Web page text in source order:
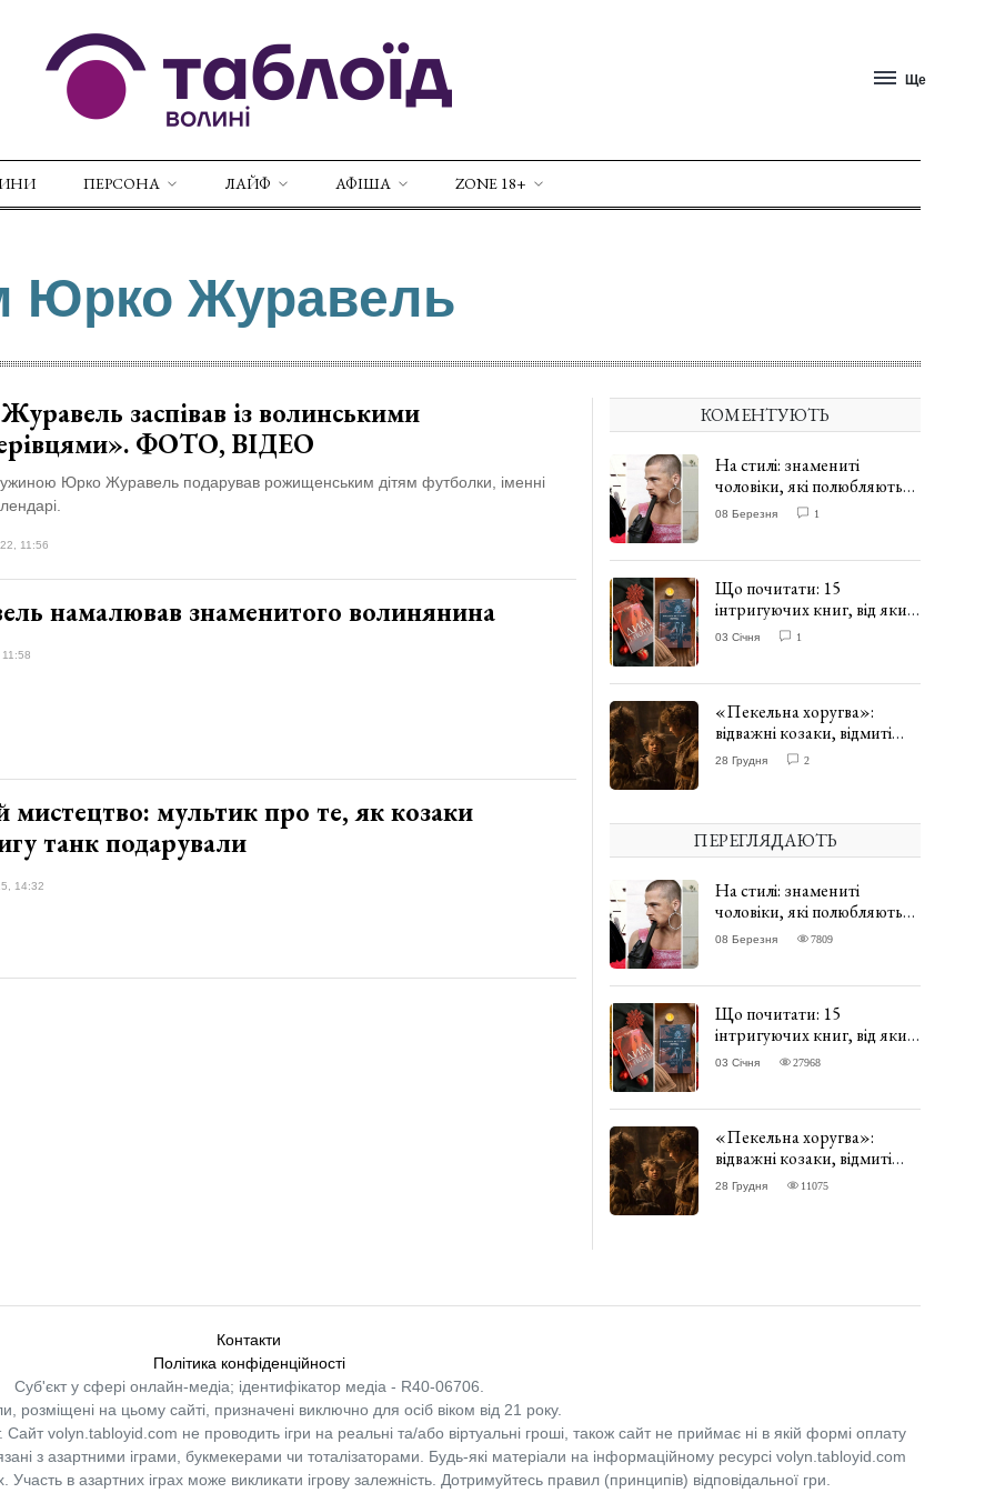
Ще
ПЕРСОНА ЛАЙФ АФІША ZONE 18+
Юрко Журавель
заспівав із волинськими
ФОТО, ВІДЕО
Юрко Журавель подарував рожищенським дітям футболки, іменні
11:56
намалював знаменитого волинянина
мистецтво: мультик про те, як козаки
танк подарували
14:32
КОМЕНТУЮТЬ
На стилі: знамениті
чоловіки, які полюбляють
одягати сукні. ФОТО
08 Березня 1
Що почитати: 15
інтригуючих книг, від яких
важко відірватись. ФОТО
03 Січня 1
«Пекельна хоругва»:
відважні козаки, відмиті
чорти та відчайдушний
28 Грудня 2
ПЕРЕГЛЯДАЮТЬ
На стилі: знамениті
чоловіки, які полюбляють
одягати сукні. ФОТО
08 Березня 7809
Що почитати: 15
інтригуючих книг, від яких
важко відірватись. ФОТО
03 Січня 27968
«Пекельна хоругва»:
відважні козаки, відмиті
чорти та відчайдушний
28 Грудня 11075
Контакти
Політика конфіденційності
Суб'єкт у сфері онлайн-медіа; ідентифікатор медіа - R40-06706.
розміщені на цьому сайті, призначені виключно для осіб віком від 21 року.
Сайт volyn.tabloyid.com не проводить ігри на реальні та/або віртуальні гроші, також сайт не приймає ні в якій формі оплату
з азартними іграми, букмекерами чи тоталізаторами. Будь-які матеріали на інформаційному ресурсі volyn.tabloyid.com
в азартних іграх може викликати ігрову залежність. Дотримуйтесь правил (принципів) відповідальної гри.